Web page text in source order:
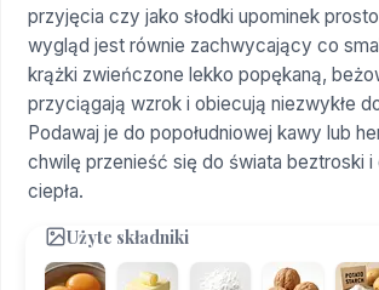
przyjęcia czy jako słodki upominek
wygląd jest równie zachwycający co
krążki zwieńczone lekko popękaną,
przyciągają wzrok i obiecują niezwykłe
Podawaj je do popołudniowej kawy lub
chwilę przenieść się do świata beztroski
ciepła.
Użyte składniki